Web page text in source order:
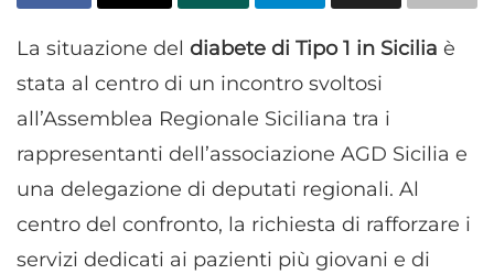
La situazione del diabete di Tipo 1 in Sicilia è
stata al centro di un incontro svoltosi
all’Assemblea Regionale Siciliana tra i
rappresentanti dell’associazione AGD Sicilia e
una delegazione di deputati regionali. Al
centro del confronto, la richiesta di rafforzare i
servizi dedicati ai pazienti più giovani e di